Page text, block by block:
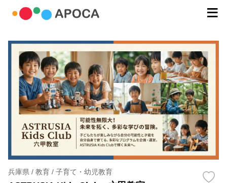
兵庫県 / 教育 / 子育て・幼児教育